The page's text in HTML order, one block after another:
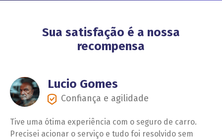
Sua satisfação é a nossa
recompensa
Lucio Gomes
Confiança e agilidade
Tive uma ótima experiência com o seguro de carro.
Precisei acionar o serviço e tudo foi resolvido sem